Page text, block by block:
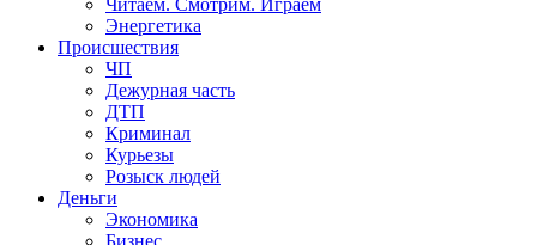
Читаем. Смотрим. Играем
Энергетика
Происшествия
ЧП
Дежурная часть
ДТП
Криминал
Курьезы
Розыск людей
Деньги
Экономика
Бизнес